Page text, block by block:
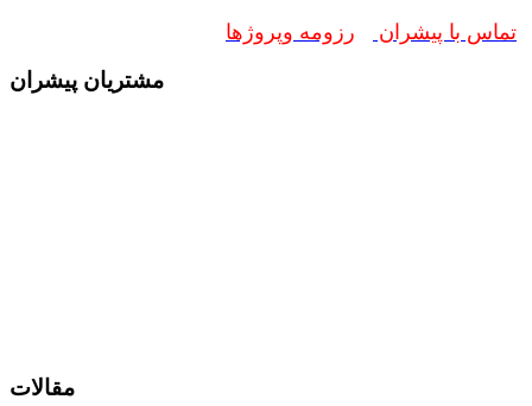
تماس با پیشران رزومه وپروژها
مشتریان پیشران
مقالات